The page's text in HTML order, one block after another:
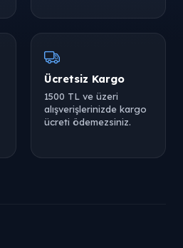
Ücretsiz Kargo
1500 TL ve üzeri
alışverişlerinizde kargo
ücreti ödemezsiniz.